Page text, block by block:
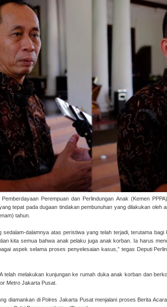
Perempuan dan Perlindungan Anak (Kemen
tepat pada dugaan tindakan pembunuhan yang dilakukan oleh
tahun.
sedalam-dalamnya atas peristiwa yang telah terjadi, terutama
kita semua bahwa anak pelaku juga anak korban. Ia harus
aspek selama proses penyelesaian kasus,” tegas Deputi
telah melakukan kunjungan ke rumah duka anak korban dan
Metro Jakarta Pusat.
diamankan di Polres Jakarta Pusat menjalani proses Berita